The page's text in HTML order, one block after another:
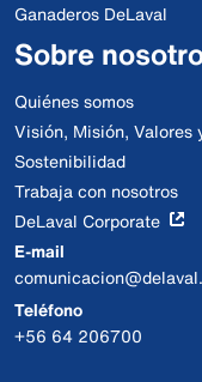
Ganaderos DeLaval
Sobre
Quiénes somos
Visión, Misión, Valores
Sostenibilidad
Trabaja con nosotros
DeLaval Corporate
E-mail
Teléfono
+56 64 206700